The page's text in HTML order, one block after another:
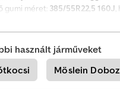
gumi méret: 385/55R22,5 160J
ABS,
800 €, -- nyomdahibák,
Tsx Am Eoa
használt járműveket
Möslein